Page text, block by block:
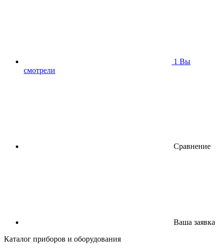
1 Вы
смотрели
Сравнение
Ваша заявка
Каталог приборов и оборудования